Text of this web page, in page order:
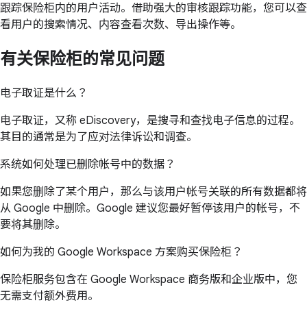
跟踪保险柜内的用户活动。借助强大的审核跟踪功能，您可以查
看用户的搜索情况、内容查看次数、导出操作等。
有关保险柜的常见问题
电子取证是什么？
电子取证，又称 eDiscovery，是搜寻和查找电子信息的过程。
其目的通常是为了应对法律诉讼和调查。
系统如何处理已删除帐号中的数据？
如果您删除了某个用户，那么与该用户帐号关联的所有数据都将
从 Google 中删除。Google 建议您最好暂停该用户的帐号，不
要将其删除。
如何为我的 Google Workspace 方案购买保险柜？
保险柜服务包含在 Google Workspace 商务版和企业版中，您
无需支付额外费用。